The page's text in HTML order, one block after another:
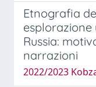
Etnografia
esplorazione
Russia:
narrazioni
2022/2023